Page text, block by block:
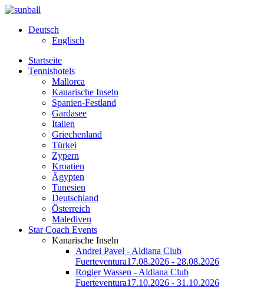
Deutsch
Englisch
Startseite
Tennishotels
Mallorca
Kanarische Inseln
Spanien-Festland
Gardasee
Italien
Griechenland
Türkei
Zypern
Kroatien
Ägypten
Tunesien
Deutschland
Österreich
Malediven
Star Coach Events
Kanarische Inseln
Andrei Pavel - Aldiana Club
Fuerteventura17.08.2026 - 28.08.2026
Rogier Wassen - Aldiana Club
Fuerteventura17.10.2026 - 31.10.2026